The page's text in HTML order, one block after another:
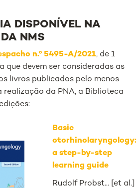
DISPONÍVEL NA
NMS
n.º 5495-A/2021, de 1
que devem ser consideradas as
livros publicados pelo menos
realização da PNA, a Biblioteca
Basic
otorhinolaryngology:
a step-by-step
learning guide
Rudolf Probst... [et al.]